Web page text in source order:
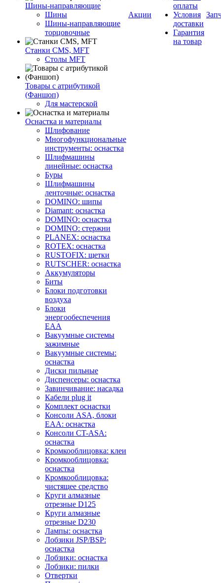
Шины-направляющие
Шины
Шины-направляющие
торцовочные
Станки CMS, MFT
Столы MFT
Товары с атрибутикой
(Фаншоп)
Для мастерской
Оснастка и материалы
Шлифование
Многофункциональные
инструменты: оснастка
Шлифмашины
линейные: оснастка
Буры
Шлифмашины
ленточные: оснастка
DOMINO: шипы
Diamant: оснастка
DOMINO: оснастка
DOMINO: стержни
PLANEX: оснастка
ROTEX: оснастка
RUSTOFIX: щетки
RUTSCHER: оснастка
Аккумуляторы
Биты
Блоки подготовки
воздуха
Блоки
энергообеспечения
EAA
Вакуумные системы
зажимные
Вакуумные системы:
оснастка
Диски пильные
Диспенсеры: оснастка
Завинчивание: насадка
Кабели plug it
Комплект оснастки
Консоли ASA, блоки
EAA: оснастка
Консоли CT-ASA:
оснастка
Кромкооблицовка: клеи
Кромкооблицовка:
оснастка
Кромкооблицовка:
чистящее средство
Круги алмазные
отрезные D125
Круги алмазные
отрезные D230
Лампы: оснастка
Лобзики JSP/BSP:
оснастка
Лобзики: оснастка
Лобзики: пилки
Отвертки
Акции
оплаты
Условия
доставки
Гарантия
на товар